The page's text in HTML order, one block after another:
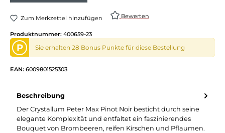
Zum Merkzettel hinzufügen Bewerten
Produktnummer: 400659-23
P Sie erhalten 28 Bonus Punkte für diese Bestellung
EAN: 6009801525303
Beschreibung
Der Crystallum Peter Max Pinot Noir besticht durch seine
elegante Komplexität und entfaltet ein faszinierendes
Bouquet von Brombeeren, reifen Kirschen und Pflaumen.